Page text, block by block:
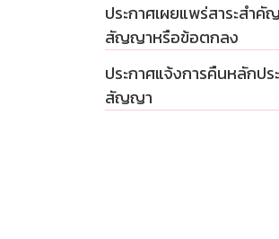
ประกาศเผยแพร่สาระสำคั
สัญญาหรือข้อตกลง
ประกาศแจ้งการคืนหลักปร
สัญญา